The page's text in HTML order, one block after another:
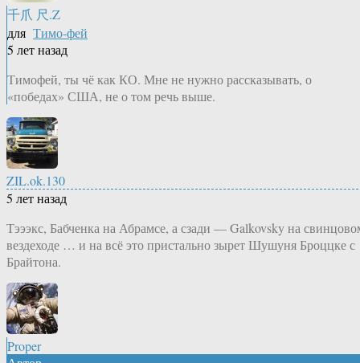
千爪 尺.Z
для Тимо-фей
5 лет назад
Тимофей, ты чё как КО. Мне не нужно рассказывать, о
«победах» США, не о том речь выше.
ZIL.ok.130
5 лет назад
Тэээкс, Бабченка на Абрамсе, а сзади — Galkovsky на
вездеходе … и на всё это пристально зырет Шушуня Броццке с
Брайтона.
Proper